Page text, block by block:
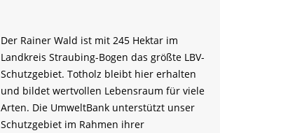
Der Rainer Wald ist mit 245 Hektar im
Landkreis Straubing-Bogen das größte LBV-
Schutzgebiet. Totholz bleibt hier erhalten
und bildet wertvollen Lebensraum für viele
Arten. Die UmweltBank unterstützt unser
Schutzgebiet im Rahmen ihrer